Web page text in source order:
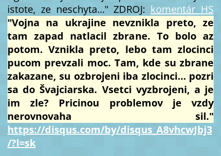
istote, ze neschyta..."ZDROJ: komentár HS
"Vojna na ukrajine nevznikla preto, ze
tam zapad natlacil zbrane. To bolo az
potom. Vznikla preto, lebo tam zlocinci
pucom prevzali moc. Tam, kde su zbrane
zakazane, su ozbrojeni iba zlocinci… pozri
sa do Švajciarska. Vsetci vyzbrojeni, a je
im zle? Pricinou problemov je vzdy
nerovnovaha sil."
https://disqus.com/by/disqus_A8vhcwJbj3
/?l=sk